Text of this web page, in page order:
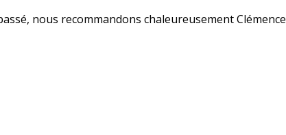
nous recommandons chaleureusement Clémence